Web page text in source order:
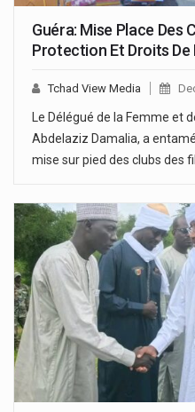
Guéra: Mise Place Des
Protection Et Droits De
Tchad View Media
Le Délégué de la Femme et
Abdelaziz Damalia, a
mise sur pied des clubs des